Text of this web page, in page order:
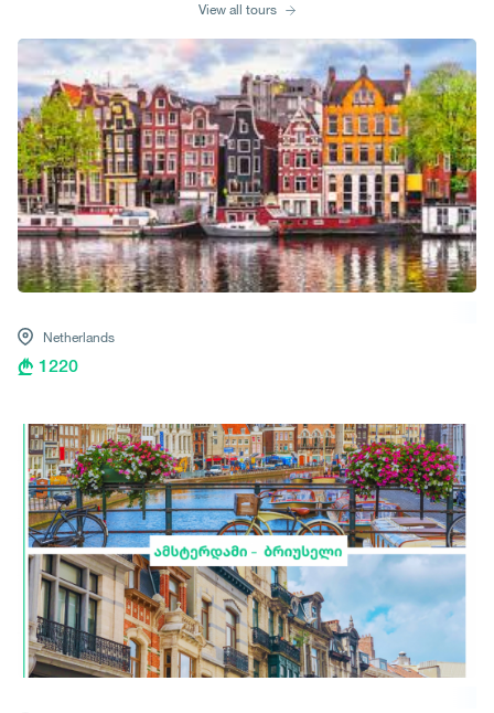
View all tours
Netherlands
1220